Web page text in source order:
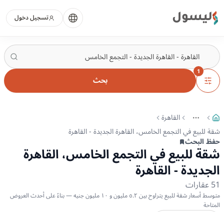
ليسول تسجيل دخول
1
بحث
More
عرض المزيد من المسارات
القاهرة
شقة للبيع في التجمع الخامس، القاهرة الجديدة - القاهرة
حفظ البحث
شقة للبيع في التجمع الخامس، القاهرة
الجديدة - القاهرة
51عقارات
متوسط أسعار شقة للبيع يتراوح بين ٥.٢ مليون و ١٠ مليون جنيه — بناءً على أحدث العروض
المتاحة